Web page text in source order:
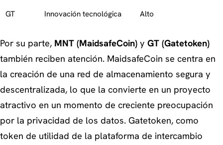
GT Innovación tecnológica Alto
Por su parte, MNT (MaidsafeCoin) y GT (Gatetoken)
también reciben atención. MaidsafeCoin se centra en
la creación de una red de almacenamiento segura y
descentralizada, lo que la convierte en un proyecto
atractivo en un momento de creciente preocupación
por la privacidad de los datos. Gatetoken, como
token de utilidad de la plataforma de intercambio